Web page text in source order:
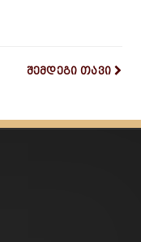
შემდეგი თავი